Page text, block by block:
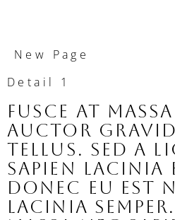
New Page
Detail 1
Fusce at
auctor
tellus. Sed a
sapien lacinia
Donec eu est
lacinia